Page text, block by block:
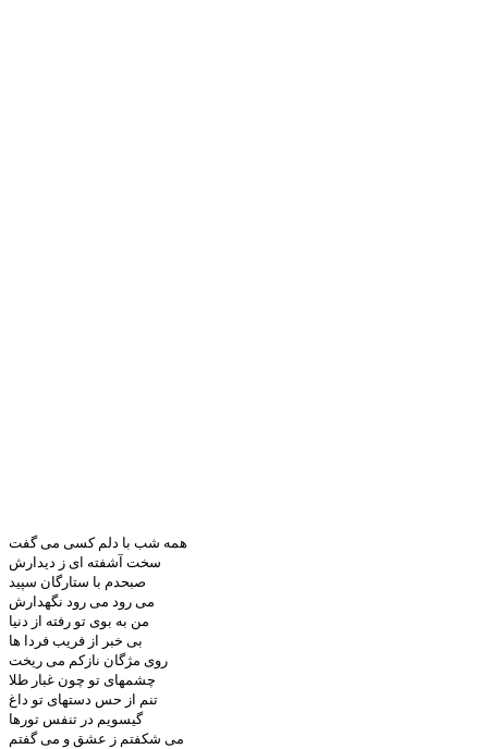
همه شب با دلم کسی می گفت
سخت آشفته ای ز دیدارش
صبحدم با ستارگان سپید
می رود می رود نگهدارش
من به بوی تو رفته از دنیا
بی خبر از فریب فردا ها
روی مژگان نازکم می ریخت
چشمهای تو چون غبار طلا
تنم از حس دستهای تو داغ
گیسویم در تنفس تورها
می شکفتم ز عشق و می گفتم